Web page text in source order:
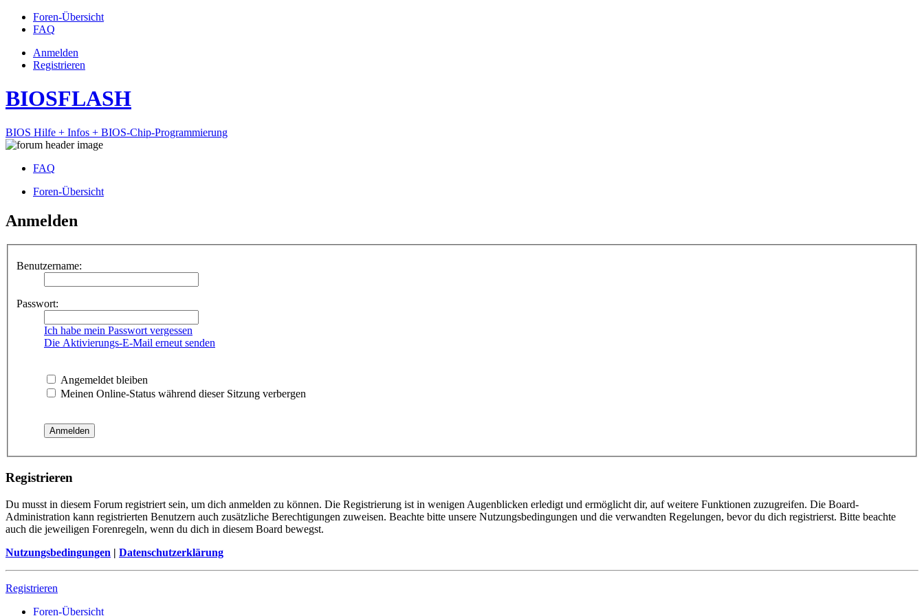
Foren-Übersicht
FAQ
Anmelden
Registrieren
BIOSFLASH
BIOS Hilfe + Infos + BIOS-Chip-Programmierung
FAQ
Foren-Übersicht
Anmelden
Benutzername:
Passwort:
Ich habe mein Passwort vergessen
Die Aktivierungs-E-Mail erneut senden
Angemeldet bleiben
Meinen Online-Status während dieser Sitzung verbergen
Registrieren
Du musst in diesem Forum registriert sein, um dich anmelden zu können. Die Registrierung ist in wenigen Augenblicken erledigt und ermöglicht dir, auf weitere Funktionen zuzugreifen. Die Board-
Administration kann registrierten Benutzern auch zusätzliche Berechtigungen zuweisen. Beachte bitte unsere Nutzungsbedingungen und die verwandten Regelungen, bevor du dich registrierst. Bitte beachte
auch die jeweiligen Forenregeln, wenn du dich in diesem Board bewegst.
Nutzungsbedingungen | Datenschutzerklärung
Registrieren
Foren-Übersicht